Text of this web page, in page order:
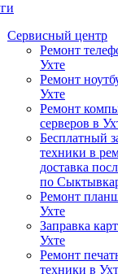
Сервисный центр
Ремонт
Ухте
Ремонт
Ухте
Ремонт
серверов в
Бесплатный
техники в
доставка
по
Ремонт
Ухте
Заправка
Ухте
Ремонт
техники в